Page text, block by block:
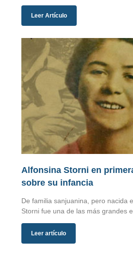
Leer Artículo
Alfonsina Storni en
sobre su infancia
De familia sanjuanina, pero nacida
Storni fue una de las más grandes
Leer artículo